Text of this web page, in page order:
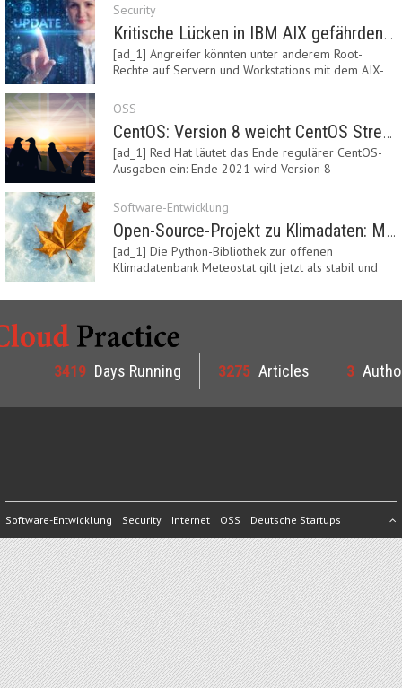
Security
Kritische Lücken in IBM AIX gefährden Server
[ad_1] Angreifer könnten unter anderem Root-
Rechte auf Servern und Workstations mit dem AIX-
OSS
CentOS: Version 8 weicht CentOS Stream
[ad_1] Red Hat läutet das Ende regulärer CentOS-
Ausgaben ein: Ende 2021 wird Version 8
Software-Entwicklung
Open-Source-Projekt zu Klimadaten: Meteostat Python Library 1.0 erschienen
[ad_1] Die Python-Bibliothek zur offenen
Klimadatenbank Meteostat gilt jetzt als stabil und
3419 Days Running 3275 Articles 3
Software-Entwicklung Security Internet OSS Deutsche Startups